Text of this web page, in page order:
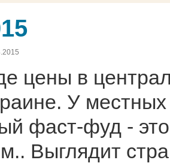
цены в
У
фаст-фуд -
Выглядит